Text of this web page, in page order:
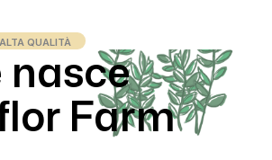
QUALITÀ
nasce
Farm